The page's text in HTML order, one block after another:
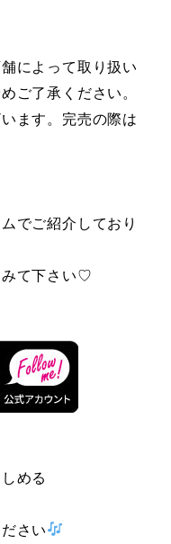
によって取り扱い
ご了承ください。
ます。完売の際は
でご紹介しており
みて下さい♡
める
さい